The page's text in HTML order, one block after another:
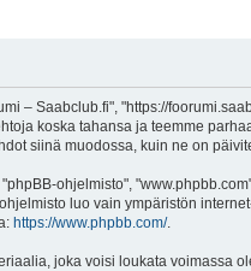
– Saabclub.fi", "https://
koska tahansa ja teemme
siinä muodossa, kuin ne on
ohjelmisto",
luo vain ympäristön
https://www.phpbb.com/.
joka voisi loukata voimassa